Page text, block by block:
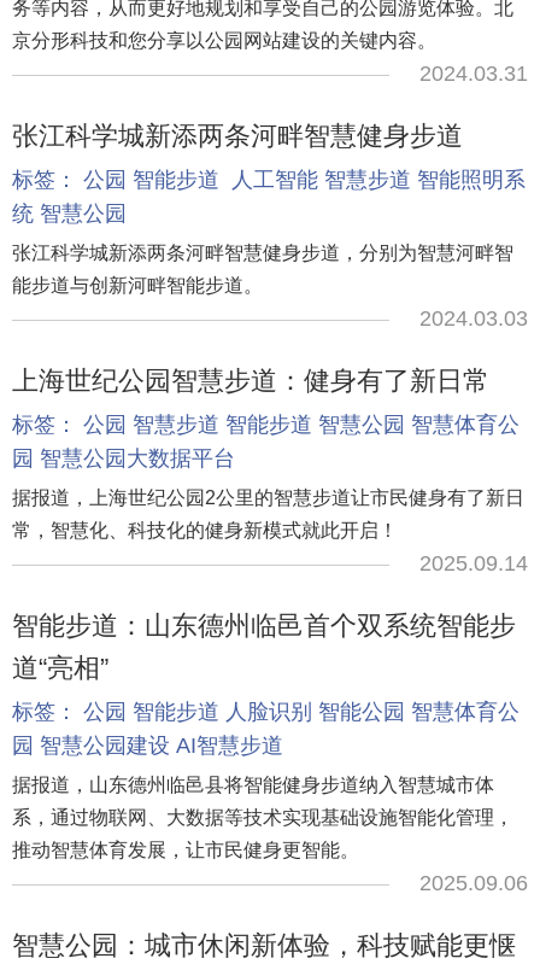
务等内容，从而更好地规划和享受自己的公园游览体验。北
京分形科技和您分享以公园网站建设的关键内容。
2024.03.31
张江科学城新添两条河畔智慧健身步道
标签： 公园 智能步道 人工智能 智慧步道 智能照明系
统 智慧公园
张江科学城新添两条河畔智慧健身步道，分别为智慧河畔智
能步道与创新河畔智能步道。
2024.03.03
上海世纪公园智慧步道：健身有了新日常
标签： 公园 智慧步道 智能步道 智慧公园 智慧体育公
园 智慧公园大数据平台
据报道，上海世纪公园2公里的智慧步道让市民健身有了新日
常，智慧化、科技化的健身新模式就此开启！
2025.09.14
智能步道：山东德州临邑首个双系统智能步
道“亮相”
标签： 公园 智能步道 人脸识别 智能公园 智慧体育公
园 智慧公园建设 AI智慧步道
据报道，山东德州临邑县将智能健身步道纳入智慧城市体
系，通过物联网、大数据等技术实现基础设施智能化管理，
推动智慧体育发展，让市民健身更智能。
2025.09.06
智慧公园：城市休闲新体验，科技赋能更惬